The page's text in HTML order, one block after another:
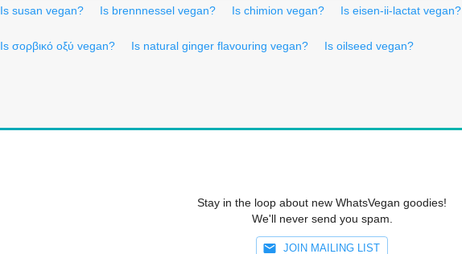
Is susan vegan? Is brennnessel vegan? Is chimion vegan? Is eisen-ii-lactat vegan?
Is σορβικό οξύ vegan? Is natural ginger flavouring vegan? Is oilseed vegan?
Stay in the loop about new WhatsVegan goodies!
We'll never send you spam.
JOIN MAILING LIST